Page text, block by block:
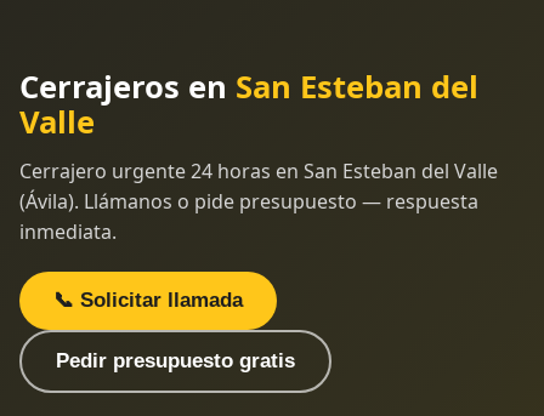
Cerrajeros en San Esteban del
Valle
Cerrajero urgente 24 horas en San Esteban del Valle
(Ávila). Llámanos o pide presupuesto — respuesta
inmediata.
📞 Solicitar llamada
Pedir presupuesto gratis